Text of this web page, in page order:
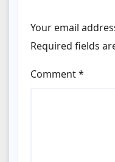
Your email
Required fields
Comment*